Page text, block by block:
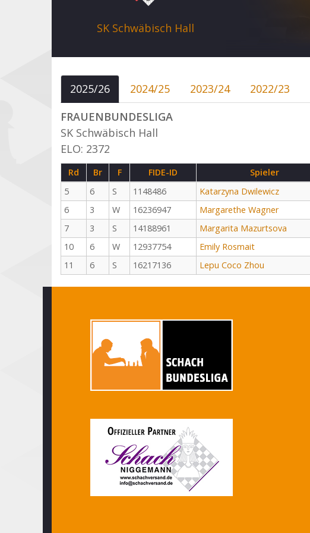
SK Schwäbisch Hall
2025/26 2024/25 2023/24 2022/23
FRAUENBUNDESLIGA
SK Schwäbisch Hall
ELO: 2372
Rd Br F FIDE-ID Spieler
5
6 S 1148486 Katarzyna Dwilewicz
6
3 W 16236947 Margarethe Wagner
7
3 S 14188961 Margarita Mazurtsova
10
6 W 12937754 Emily Rosmait
11
6 S 16217136 Lepu Coco Zhou